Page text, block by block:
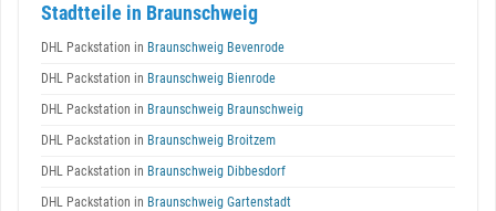
Stadtteile in Braunschweig
DHL Packstation in Braunschweig Bevenrode
DHL Packstation in Braunschweig Bienrode
DHL Packstation in Braunschweig Braunschweig
DHL Packstation in Braunschweig Broitzem
DHL Packstation in Braunschweig Dibbesdorf
DHL Packstation in Braunschweig Gartenstadt